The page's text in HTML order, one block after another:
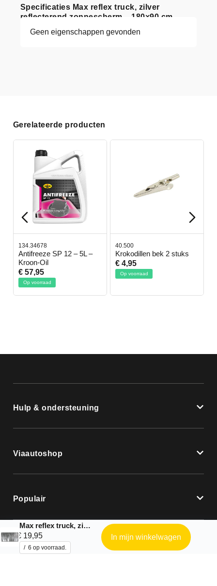
Specificaties Max reflex truck, zilver
reflecterend zonnescherm – 180×90 cm
Geen eigenschappen gevonden
Gerelateerde producten
134.34678
Antifreeze SP 12 – 5L –
Kroon-Oil
€ 57,95
Op voorraad
40.500
Krokodillen bek 2 stuks
€ 4,95
Op voorraad
Hulp & ondersteuning
Viaautoshop
Populair
Max reflex truck, zilver reflecterend zonnescherm – 180×90 cm
€ 19,95
6 op voorraad.
In mijn winkelwagen